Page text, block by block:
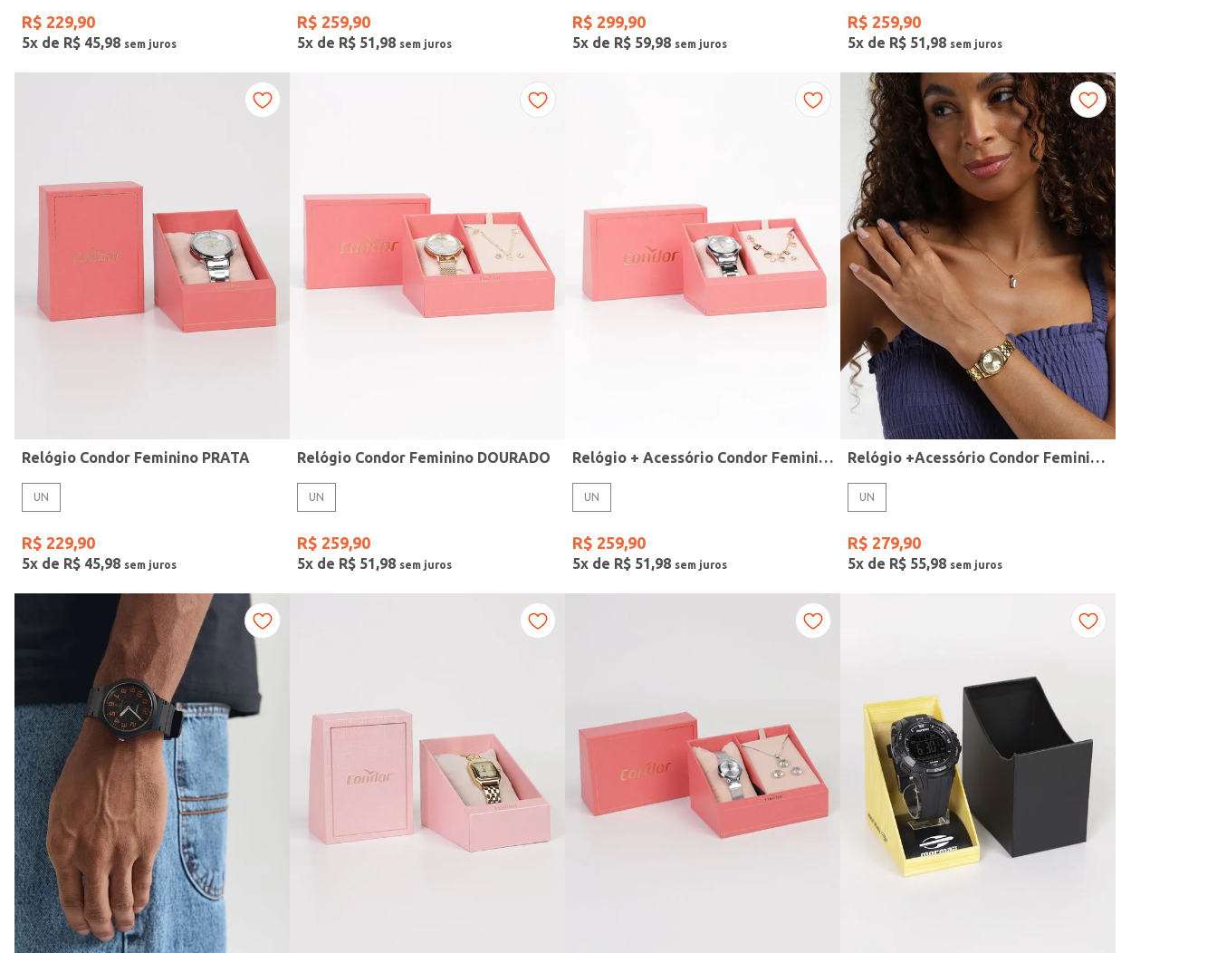
Modelo de Pulseira
R$ 229,90
5x de R$ 45,98
R$ 259,90
5x de R$ 51 ,98
R$ 299,90
5x de R$ 59,98
R$ 259,90
5x de R$ 51 ,98
Relógio Condor Feminino PRATA
UN
R$ 229,90
5x de R$ 45,98
Relógio Condor Feminino DOURADO
UN
R$ 259,90
5x de R$ 51,98
Relógio + Acessório Condor Feminino PRATA
UN
R$ 259,90
5x de R$ 51,98
Relógio +Acessório Condor Feminino DOURADO
UN
R$ 279,90
5x de R$ 55,98